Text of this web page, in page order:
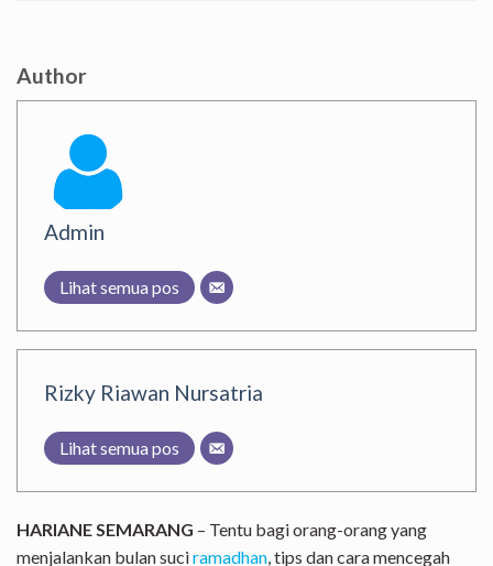
Author
Admin
Lihat semua pos
Rizky Riawan Nursatria
Lihat semua pos
HARIANE SEMARANG – Tentu bagi orang-orang yang
menjalankan bulan suciramadhan , tips dan cara mencegah